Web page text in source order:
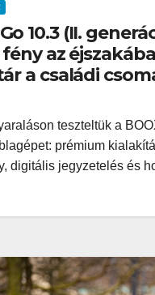
10.3 (II.
az
a családi
teszteltük a
prémium
digitális jegyzetelés és